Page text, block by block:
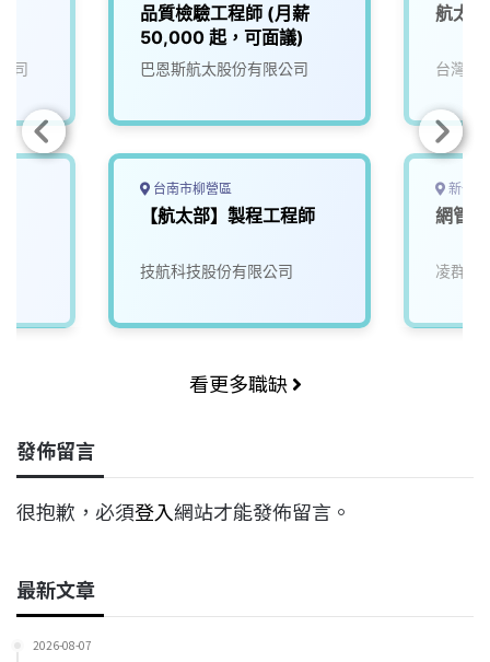
司
品質檢驗工程師 (月薪
50,000 起，可面議)
巴恩斯航太股份有限公司
台南市柳營區
【航太部】製程工程師
技航科技股份有限公司
航太
台灣穗
新竹
網管
凌群電
看更多職缺
發佈留言
很抱歉，必須登入網站才能發佈留言。
最新文章
2026-08-07